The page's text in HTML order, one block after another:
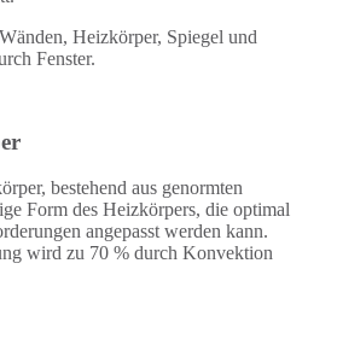
bestehend aus genormten
Form des Heizkörpers, die optimal
angepasst werden kann.
wird zu 70 % durch Konvektion